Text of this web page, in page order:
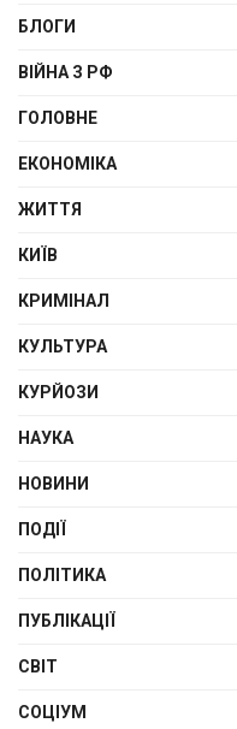
БЛОГИ
ВІЙНА З РФ
ГОЛОВНЕ
ЕКОНОМІКА
ЖИТТЯ
КИЇВ
КРИМІНАЛ
КУЛЬТУРА
КУРЙОЗИ
НАУКА
НОВИНИ
ПОДІЇ
ПОЛІТИКА
ПУБЛІКАЦІЇ
СВІТ
СОЦІУМ